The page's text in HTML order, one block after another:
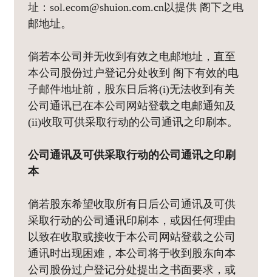
址：sol.ecom@shuion.com.cn以提供 阁下之电
邮地址。
倘若本公司并无收到有效之电邮地址，直至
本公司股份过户登记分处收到 阁下有效的电
子邮件地址前，股东日后将(i)无法收到有关
公司通讯已在本公司网站登载之电邮通知及
(ii)收取可供采取行动的公司通讯之印刷本。
公司通讯及可供采取行动的公司通讯之印刷
本
倘若股东希望收取所有日后公司通讯及可供
采取行动的公司通讯印刷本，或因任何理由
以致在收取或接收于本公司网站登载之公司
通讯时出现困难，本公司将于收到股东向本
公司股份过户登记分处提出之书面要求，或